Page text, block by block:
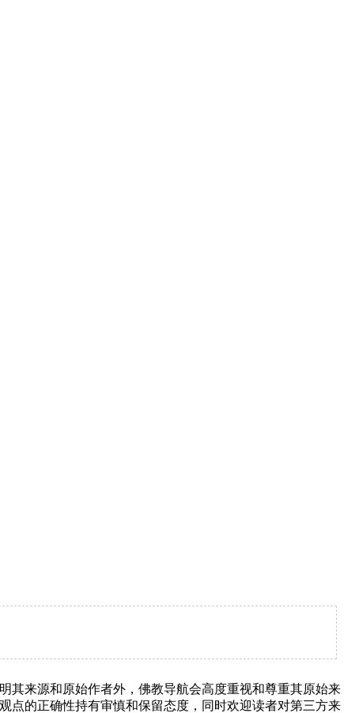
其来源和原始作者外，佛教导航会高度重视和尊重其原始来
点的正确性持有审慎和保留态度，同时欢迎读者对第三方来